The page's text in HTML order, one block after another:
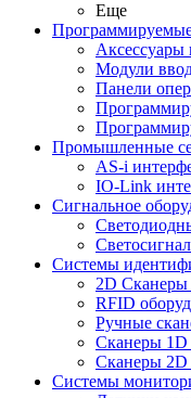
Еще
Программируемые
Аксессуары
Модули
Панели
Промышленные
AS-i
IO-Link
Сигнальное
Системы
2D Сканеры
RFID
Ручные
Сканеры 1D
Сканеры 2D
Системы